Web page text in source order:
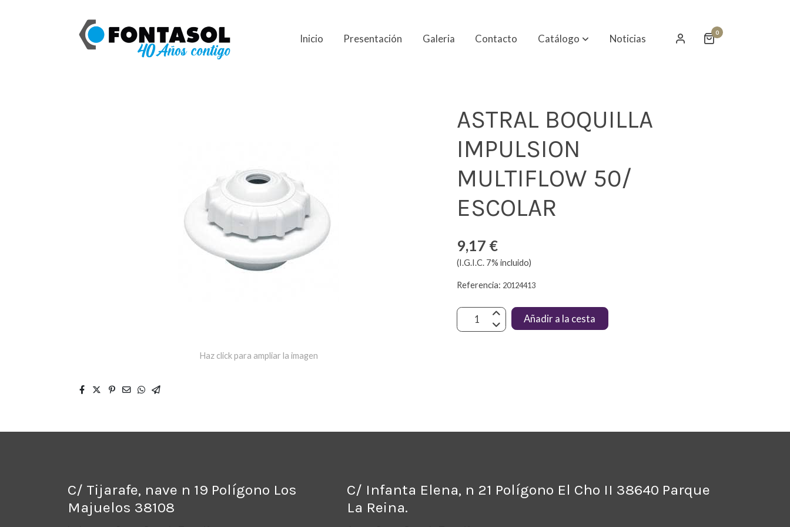
Inicio Presentación Galeria Contacto Catálogo Noticias 0
Haz click para ampliar la imagen
ASTRAL BOQUILLA
IMPULSION
MULTIFLOW 50/
ESCOLAR
9,17 €
(I.G.I.C. 7% incluido)
Referencia: 20124413
Añadir a la cesta
C/ Tijarafe, nave n 19 Polígono Los
Majuelos 38108
C/ Infanta Elena, n 21 Polígono El Cho II 38640 Parque
La Reina.